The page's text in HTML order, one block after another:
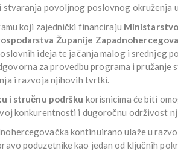
stvaranja povoljnog poslovnog okruženja
koji zajednički financiraju
Županije
ideja te jačanja malog i srednjeg
za provedbu programa i pružanje
i razvoja njihovih tvrtki.
i stručnu podršku korisnicima će biti
konkurentnosti i dugoročnu održivost
kontinuirano ulaže u
poduzetnike kao jedan od ključnih